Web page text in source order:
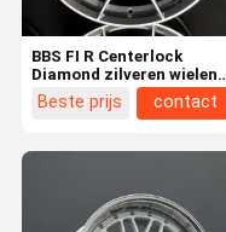
BBS FI R Centerlock
Diamond zilveren wielen
voor Porsche 911 991
GT3 GT3RS
Beste prijs contact